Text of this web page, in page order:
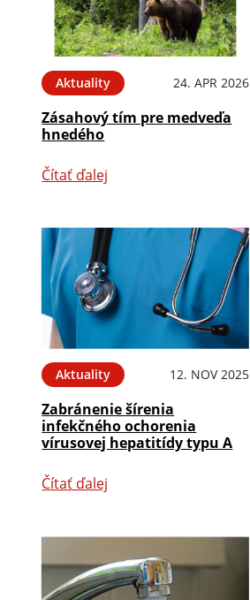
Aktuality 24. APR 2026
Zásahový tím pre medveďa
hnedého
Čítať ďalej
Aktuality 12. NOV 2025
Zabránenie šírenia
infekčného ochorenia
vírusovej hepatitídy typu A
Čítať ďalej